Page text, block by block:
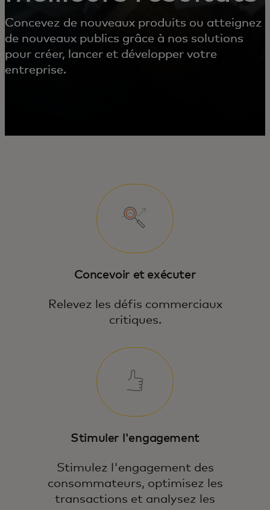
Concevez de nouveaux produits ou atteignez
de nouveaux publics grâce à nos solutions
pour créer, lancer et développer votre
entreprise.
Concevoir et exécuter
Relevez les défis commerciaux
critiques.
Stimuler l'engagement
Stimulez l'engagement des
consommateurs, optimisez les
transactions et analysez les